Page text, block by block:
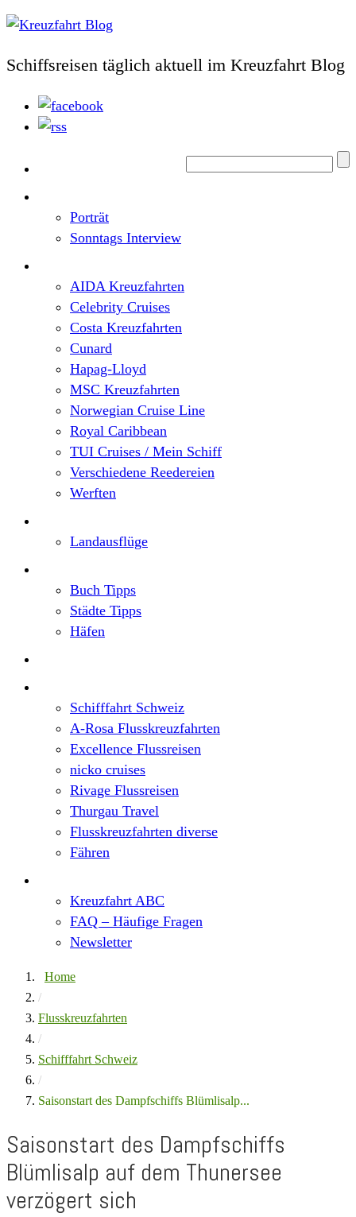
Schiffsreisen täglich aktuell im Kreuzfahrt Blog
Porträt
Sonntags Interview
AIDA Kreuzfahrten
Celebrity Cruises
Costa Kreuzfahrten
Cunard
Hapag-Lloyd
MSC Kreuzfahrten
Norwegian Cruise Line
Royal Caribbean
TUI Cruises / Mein Schiff
Verschiedene Reedereien
Werften
Landausflüge
Buch Tipps
Städte Tipps
Häfen
Schifffahrt Schweiz
A-Rosa Flusskreuzfahrten
Excellence Flussreisen
nicko cruises
Rivage Flussreisen
Thurgau Travel
Flusskreuzfahrten diverse
Fähren
Kreuzfahrt ABC
FAQ – Häufige Fragen
Newsletter
Home
/
Flusskreuzfahrten
/
Schifffahrt Schweiz
/
Saisonstart des Dampfschiffs Blümlisalp...
Saisonstart des Dampfschiffs
Blümlisalp auf dem Thunersee
verzögert sich